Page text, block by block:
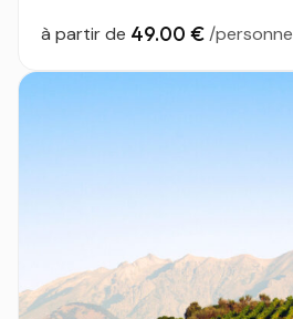
à partir de 49.00 € /personne